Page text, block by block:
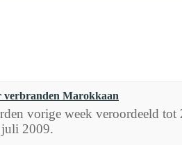
verbranden Marokkaan
vorige week veroordeeld
2009.